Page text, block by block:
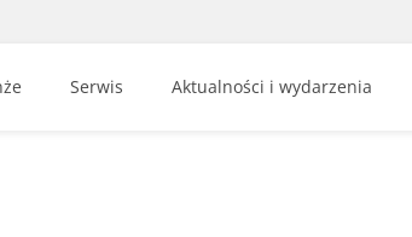
Serwis Aktualności i wydarzenia